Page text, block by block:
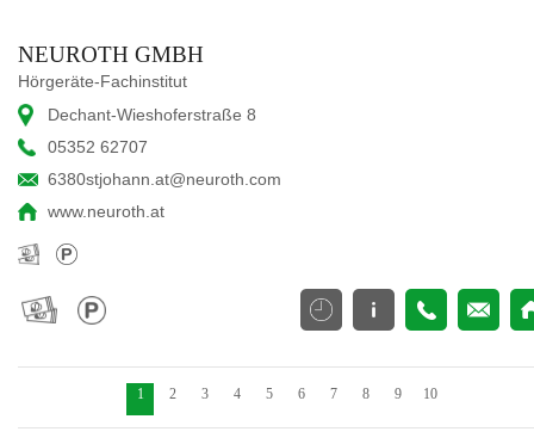
NEUROTH GMBH
Hörgeräte-Fachinstitut
Dechant-Wieshoferstraße 8
05352 62707
6380stjohann.at@neuroth.com
www.neuroth.at
1 2 3 4 5 6 7 8 9 10